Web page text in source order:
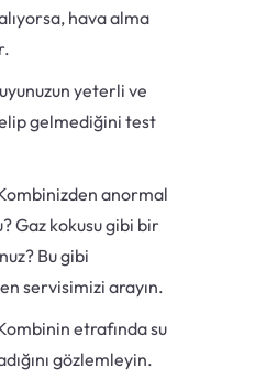
hava alma
yeterli ve
gelmediğini test
anormal
Gaz kokusu gibi bir
Bu gibi
servisimizi arayın.
etrafında su
gözlemleyin.